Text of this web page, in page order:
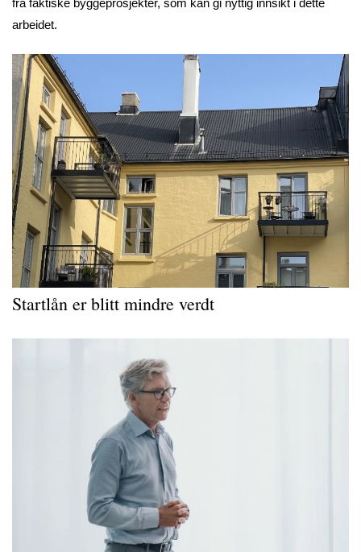
fra faktiske byggeprosjekter, som kan gi nyttig innsikt i dette
arbeidet.
Startlån er blitt mindre verdt